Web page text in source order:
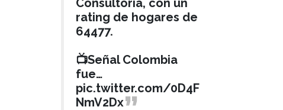
rating de hogares de
64477.
📺Señal Colombia
fue…
pic.twitter.com/0D4F
NmV2Dx